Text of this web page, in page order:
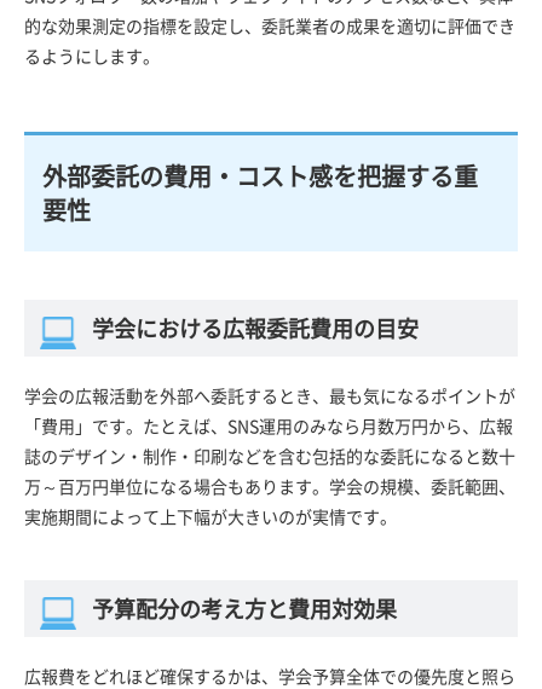
的な効果測定の指標を設定し、委託業者の成果を適切に評価でき
るようにします。
外部委託の費用・コスト感を把握する重
要性
学会における広報委託費用の目安
学会の広報活動を外部へ委託するとき、最も気になるポイントが
「費用」です。たとえば、SNS運用のみなら月数万円から、広報
誌のデザイン・制作・印刷などを含む包括的な委託になると数十
万～百万円単位になる場合もあります。学会の規模、委託範囲、
実施期間によって上下幅が大きいのが実情です。
予算配分の考え方と費用対効果
広報費をどれほど確保するかは、学会予算全体での優先度と照ら